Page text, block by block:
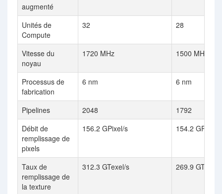
augmenté
Unités de
Compute
32 28
Vitesse du
noyau
1720 MHz 1500 MHz
Processus de
fabrication
6 nm 6 nm
Pipelines 2048
1792
Débit de
remplissage de
pixels
156.2 GPixel/s 154.2 GPixel/s
Taux de
remplissage de
la texture
312.3 GTexel/s 269.9 GTexel/